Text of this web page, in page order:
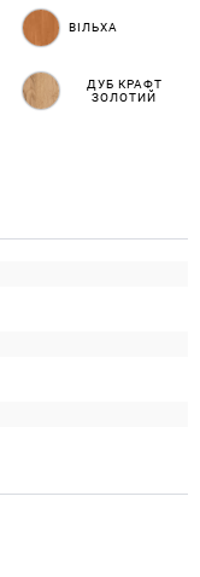
ВІЛЬХА
ДУБ КРАФТ
ЗОЛОТИЙ